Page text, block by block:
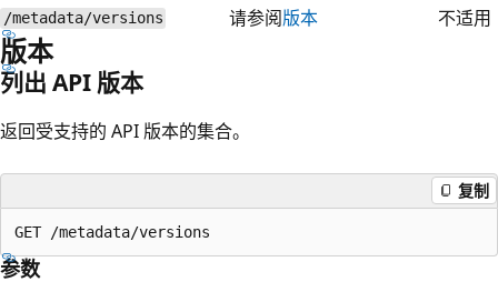
/metadata/versions 请参阅版本 不适用
版本
列出 API 版本
返回受支持的 API 版本的集合。
复制
参数